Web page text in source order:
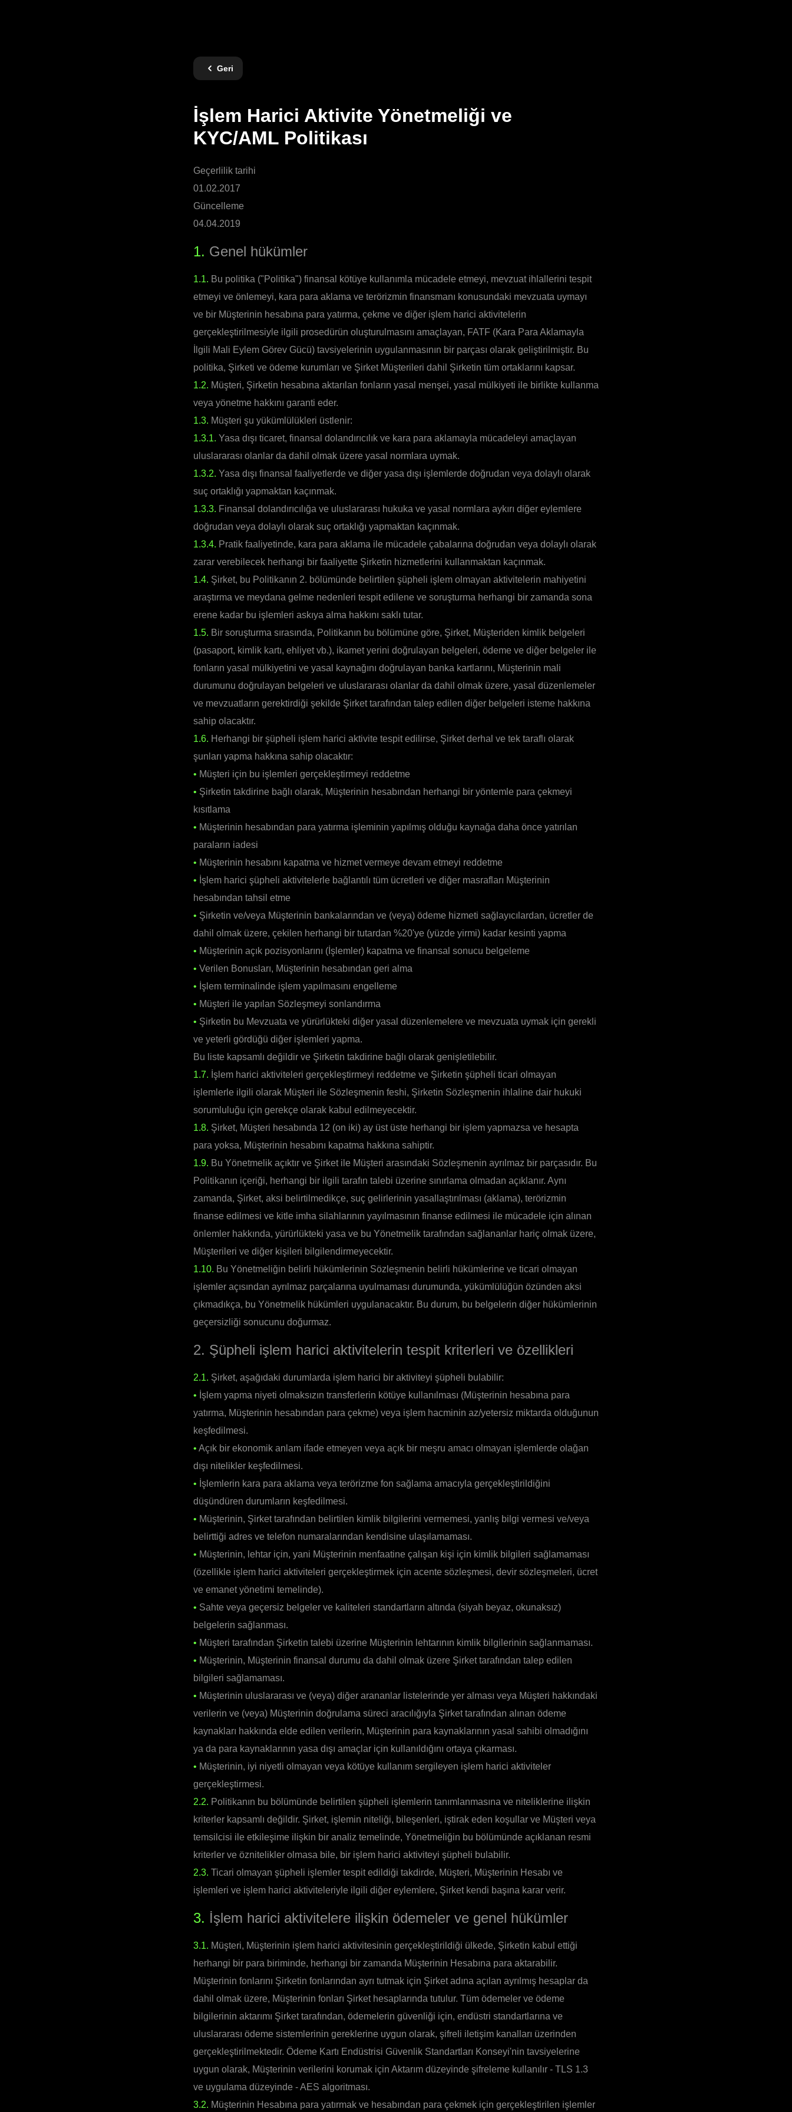
Geri
İşlem Harici Aktivite Yönetmeliği ve
KYC/AML Politikası
Geçerlilik tarihi
01.02.2017
Güncelleme
04.04.2019
1. Genel hükümler
1.1. Bu politika ("Politika") finansal kötüye kullanımla mücadele etmeyi, mevzuat ihlallerini tespit
etmeyi ve önlemeyi, kara para aklama ve terörizmin finansmanı konusundaki mevzuata uymayı
ve bir Müşterinin hesabına para yatırma, çekme ve diğer işlem harici aktivitelerin
gerçekleştirilmesiyle ilgili prosedürün oluşturulmasını amaçlayan, FATF (Kara Para Aklamayla
İlgili Mali Eylem Görev Gücü) tavsiyelerinin uygulanmasının bir parçası olarak geliştirilmiştir. Bu
politika, Şirketi ve ödeme kurumları ve Şirket Müşterileri dahil Şirketin tüm ortaklarını kapsar.
1.2. Müşteri, Şirketin hesabına aktarılan fonların yasal menşei, yasal mülkiyeti ile birlikte kullanma
veya yönetme hakkını garanti eder.
1.3. Müşteri şu yükümlülükleri üstlenir:
1.3.1. Yasa dışı ticaret, finansal dolandırıcılık ve kara para aklamayla mücadeleyi amaçlayan
uluslararası olanlar da dahil olmak üzere yasal normlara uymak.
1.3.2. Yasa dışı finansal faaliyetlerde ve diğer yasa dışı işlemlerde doğrudan veya dolaylı olarak
suç ortaklığı yapmaktan kaçınmak.
1.3.3. Finansal dolandırıcılığa ve uluslararası hukuka ve yasal normlara aykırı diğer eylemlere
doğrudan veya dolaylı olarak suç ortaklığı yapmaktan kaçınmak.
1.3.4. Pratik faaliyetinde, kara para aklama ile mücadele çabalarına doğrudan veya dolaylı olarak
zarar verebilecek herhangi bir faaliyette Şirketin hizmetlerini kullanmaktan kaçınmak.
1.4. Şirket, bu Politikanın 2. bölümünde belirtilen şüpheli işlem olmayan aktivitelerin mahiyetini
araştırma ve meydana gelme nedenleri tespit edilene ve soruşturma herhangi bir zamanda sona
erene kadar bu işlemleri askıya alma hakkını saklı tutar.
1.5. Bir soruşturma sırasında, Politikanın bu bölümüne göre, Şirket, Müşteriden kimlik belgeleri
(pasaport, kimlik kartı, ehliyet vb.), ikamet yerini doğrulayan belgeleri, ödeme ve diğer belgeler ile
fonların yasal mülkiyetini ve yasal kaynağını doğrulayan banka kartlarını, Müşterinin mali
durumunu doğrulayan belgeleri ve uluslararası olanlar da dahil olmak üzere, yasal düzenlemeler
ve mevzuatların gerektirdiği şekilde Şirket tarafından talep edilen diğer belgeleri isteme hakkına
sahip olacaktır.
1.6. Herhangi bir şüpheli işlem harici aktivite tespit edilirse, Şirket derhal ve tek taraflı olarak
şunları yapma hakkına sahip olacaktır:
• Müşteri için bu işlemleri gerçekleştirmeyi reddetme
• Şirketin takdirine bağlı olarak, Müşterinin hesabından herhangi bir yöntemle para çekmeyi
kısıtlama
• Müşterinin hesabından para yatırma işleminin yapılmış olduğu kaynağa daha önce yatırılan
paraların iadesi
• Müşterinin hesabını kapatma ve hizmet vermeye devam etmeyi reddetme
• İşlem harici şüpheli aktivitelerle bağlantılı tüm ücretleri ve diğer masrafları Müşterinin
hesabından tahsil etme
• Şirketin ve/veya Müşterinin bankalarından ve (veya) ödeme hizmeti sağlayıcılardan, ücretler de
dahil olmak üzere, çekilen herhangi bir tutardan %20'ye (yüzde yirmi) kadar kesinti yapma
• Müşterinin açık pozisyonlarını (İşlemler) kapatma ve finansal sonucu belgeleme
• Verilen Bonusları, Müşterinin hesabından geri alma
• İşlem terminalinde işlem yapılmasını engelleme
• Müşteri ile yapılan Sözleşmeyi sonlandırma
• Şirketin bu Mevzuata ve yürürlükteki diğer yasal düzenlemelere ve mevzuata uymak için gerekli
ve yeterli gördüğü diğer işlemleri yapma.
Bu liste kapsamlı değildir ve Şirketin takdirine bağlı olarak genişletilebilir.
1.7. İşlem harici aktiviteleri gerçekleştirmeyi reddetme ve Şirketin şüpheli ticari olmayan
işlemlerle ilgili olarak Müşteri ile Sözleşmenin feshi, Şirketin Sözleşmenin ihlaline dair hukuki
sorumluluğu için gerekçe olarak kabul edilmeyecektir.
1.8. Şirket, Müşteri hesabında 12 (on iki) ay üst üste herhangi bir işlem yapmazsa ve hesapta
para yoksa, Müşterinin hesabını kapatma hakkına sahiptir.
1.9. Bu Yönetmelik açıktır ve Şirket ile Müşteri arasındaki Sözleşmenin ayrılmaz bir parçasıdır. Bu
Politikanın içeriği, herhangi bir ilgili tarafın talebi üzerine sınırlama olmadan açıklanır. Aynı
zamanda, Şirket, aksi belirtilmedikçe, suç gelirlerinin yasallaştırılması (aklama), terörizmin
finanse edilmesi ve kitle imha silahlarının yayılmasının finanse edilmesi ile mücadele için alınan
önlemler hakkında, yürürlükteki yasa ve bu Yönetmelik tarafından sağlananlar hariç olmak üzere,
Müşterileri ve diğer kişileri bilgilendirmeyecektir.
1.10. Bu Yönetmeliğin belirli hükümlerinin Sözleşmenin belirli hükümlerine ve ticari olmayan
işlemler açısından ayrılmaz parçalarına uyulmaması durumunda, yükümlülüğün özünden aksi
çıkmadıkça, bu Yönetmelik hükümleri uygulanacaktır. Bu durum, bu belgelerin diğer hükümlerinin
geçersizliği sonucunu doğurmaz.
2. Şüpheli işlem harici aktivitelerin tespit kriterleri ve özellikleri
2.1. Şirket, aşağıdaki durumlarda işlem harici bir aktiviteyi şüpheli bulabilir:
• İşlem yapma niyeti olmaksızın transferlerin kötüye kullanılması (Müşterinin hesabına para
yatırma, Müşterinin hesabından para çekme) veya işlem hacminin az/yetersiz miktarda olduğunun
keşfedilmesi.
• Açık bir ekonomik anlam ifade etmeyen veya açık bir meşru amacı olmayan işlemlerde olağan
dışı nitelikler keşfedilmesi.
• İşlemlerin kara para aklama veya terörizme fon sağlama amacıyla gerçekleştirildiğini
düşündüren durumların keşfedilmesi.
• Müşterinin, Şirket tarafından belirtilen kimlik bilgilerini vermemesi, yanlış bilgi vermesi ve/veya
belirttiği adres ve telefon numaralarından kendisine ulaşılamaması.
• Müşterinin, lehtar için, yani Müşterinin menfaatine çalışan kişi için kimlik bilgileri sağlamaması
(özellikle işlem harici aktiviteleri gerçekleştirmek için acente sözleşmesi, devir sözleşmeleri, ücret
ve emanet yönetimi temelinde).
• Sahte veya geçersiz belgeler ve kaliteleri standartların altında (siyah beyaz, okunaksız)
belgelerin sağlanması.
• Müşteri tarafından Şirketin talebi üzerine Müşterinin lehtarının kimlik bilgilerinin sağlanmaması.
• Müşterinin, Müşterinin finansal durumu da dahil olmak üzere Şirket tarafından talep edilen
bilgileri sağlamaması.
• Müşterinin uluslararası ve (veya) diğer arananlar listelerinde yer alması veya Müşteri hakkındaki
verilerin ve (veya) Müşterinin doğrulama süreci aracılığıyla Şirket tarafından alınan ödeme
kaynakları hakkında elde edilen verilerin, Müşterinin para kaynaklarının yasal sahibi olmadığını
ya da para kaynaklarının yasa dışı amaçlar için kullanıldığını ortaya çıkarması.
• Müşterinin, iyi niyetli olmayan veya kötüye kullanım sergileyen işlem harici aktiviteler
gerçekleştirmesi.
2.2. Politikanın bu bölümünde belirtilen şüpheli işlemlerin tanımlanmasına ve niteliklerine ilişkin
kriterler kapsamlı değildir. Şirket, işlemin niteliği, bileşenleri, iştirak eden koşullar ve Müşteri veya
temsilcisi ile etkileşime ilişkin bir analiz temelinde, Yönetmeliğin bu bölümünde açıklanan resmi
kriterler ve öznitelikler olmasa bile, bir işlem harici aktiviteyi şüpheli bulabilir.
2.3. Ticari olmayan şüpheli işlemler tespit edildiği takdirde, Müşteri, Müşterinin Hesabı ve
işlemleri ve işlem harici aktiviteleriyle ilgili diğer eylemlere, Şirket kendi başına karar verir.
3. İşlem harici aktivitelere ilişkin ödemeler ve genel hükümler
3.1. Müşteri, Müşterinin işlem harici aktivitesinin gerçekleştirildiği ülkede, Şirketin kabul ettiği
herhangi bir para biriminde, herhangi bir zamanda Müşterinin Hesabına para aktarabilir.
Müşterinin fonlarını Şirketin fonlarından ayrı tutmak için Şirket adına açılan ayrılmış hesaplar da
dahil olmak üzere, Müşterinin fonları Şirket hesaplarında tutulur. Tüm ödemeler ve ödeme
bilgilerinin aktarımı Şirket tarafından, ödemelerin güvenliği için, endüstri standartlarına ve
uluslararası ödeme sistemlerinin gereklerine uygun olarak, şifreli iletişim kanalları üzerinden
gerçekleştirilmektedir. Ödeme Kartı Endüstrisi Güvenlik Standartları Konseyi'nin tavsiyelerine
uygun olarak, Müşterinin verilerini korumak için Aktarım düzeyinde şifreleme kullanılır - TLS 1.3
ve uygulama düzeyinde - AES algoritması.
3.2. Müşterinin Hesabına para yatırmak ve hesabından para çekmek için gerçekleştirilen işlemler